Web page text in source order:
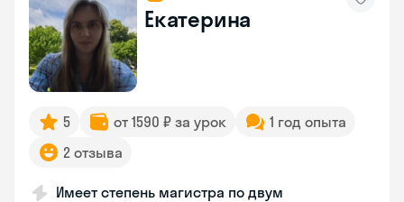
Екатерина
5 от 1590 ₽ за урок
1 год опыта
2 отзыва
Имеет степень магистра по двум